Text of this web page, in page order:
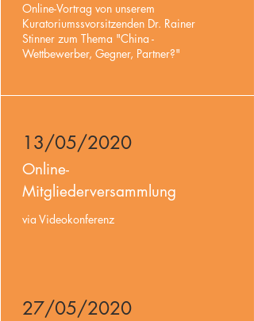
Online-Vortrag von unserem
Kuratoriumssvorsitzenden Dr. Rainer
Stinner zum Thema "China -
Wettbewerber, Gegner, Partner?"
13/05/2020
Online-
Mitgliederversammlung
via Videokonferenz
27/05/2020